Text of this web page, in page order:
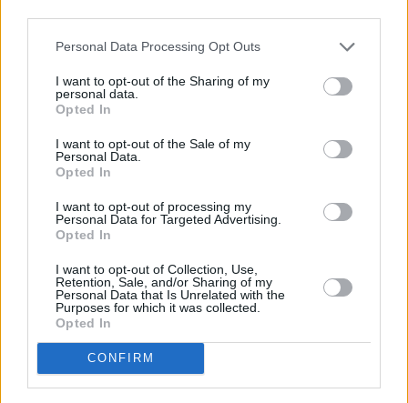
negar su consentimiento. Tenga en cuenta que algún
de su consentimiento, pero usted tiene el derecho de
rechazar tal procesamiento. Sus preferencias se aplicarán
cualquier momento entrando de nuevo en este sitio web o
visitando nuestra política de privacidad.
Personal Data Processing Opt Outs
I want to opt-out of the Sharing of my
personal data.
Opted In
I want to opt-out of the Sale of my
Personal Data.
Opted In
I want to opt-out of processing my
Personal Data for Targeted Advertising.
Opted In
I want to opt-out of Collection, Use,
Retention, Sale, and/or Sharing of my
Personal Data that Is Unrelated with the
Purposes for which it was collected.
Opted In
CONFIRM